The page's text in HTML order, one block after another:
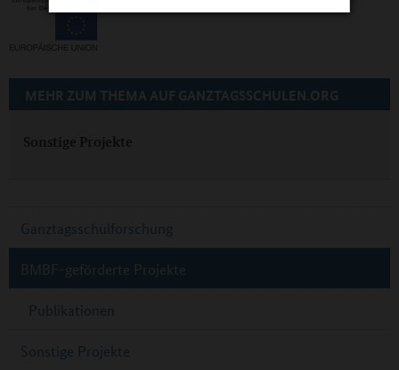
MEHR ZUM THEMA AUF GANZTAGSSCHULEN.ORG
Sonstige Projekte
Ganztagsschulforschung
BMBF-geförderte Projekte
Publikationen
Sonstige Projekte